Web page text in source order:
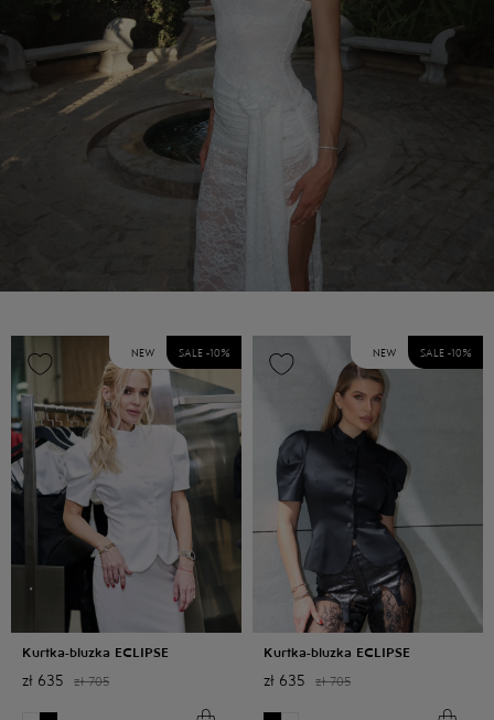
Kurtka-bluzka ECLIPSE
zł 635 zł 705
NEW SALE -10 %
Kurtka-bluzka ECLIPSE
zł 635 zł 705
NEW SALE -10 %